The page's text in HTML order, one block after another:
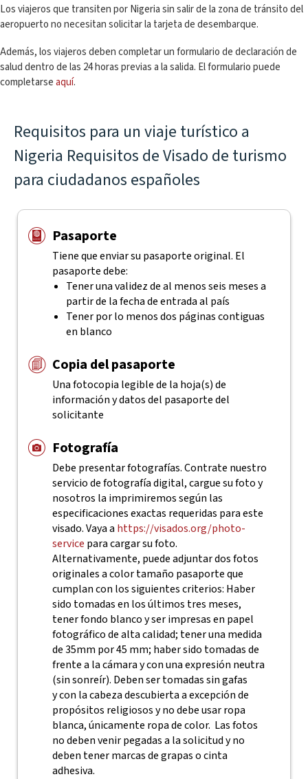
Los viajeros que transiten por Nigeria sin salir de la zona de tránsito del
aeropuerto no necesitan solicitar la tarjeta de desembarque.
Además, los viajeros deben completar un formulario de declaración de
salud dentro de las 24 horas previas a la salida. El formulario puede
completarseaquí.
Requisitos para un viaje turístico a
Nigeria Requisitos de Visado de turismo
para ciudadanos españoles
Pasaporte
Tiene que enviar su pasaporte original. El
pasaporte debe:
Tener una validez de al menos seis meses a
partir de la fecha de entrada al país
Tener por lo menos dos páginas contiguas
en blanco
Copia del pasaporte
Una fotocopia legible de la hoja(s) de
información y datos del pasaporte del
solicitante
Fotografía
Debe presentar fotografías. Contrate nuestro
servicio de fotografía digital, cargue su foto y
nosotros la imprimiremos según las
especificaciones exactas requeridas para este
visado. Vaya a https://visados.org/photo-
service para cargar su foto.
Alternativamente, puede adjuntar dos fotos
originales a color tamaño pasaporte que
cumplan con los siguientes criterios: Haber
sido tomadas en los últimos tres meses,
tener fondo blanco y ser impresas en papel
fotográfico de alta calidad; tener una medida
de 35mm por 45 mm; haber sido tomadas de
frente a la cámara y con una expresión neutra
(sin sonreír). Deben ser tomadas sin gafas
y con la cabeza descubierta a excepción de
propósitos religiosos y no debe usar ropa
blanca, únicamente ropa de color. Las fotos
no deben venir pegadas a la solicitud y no
deben tener marcas de grapas o cinta
adhesiva.